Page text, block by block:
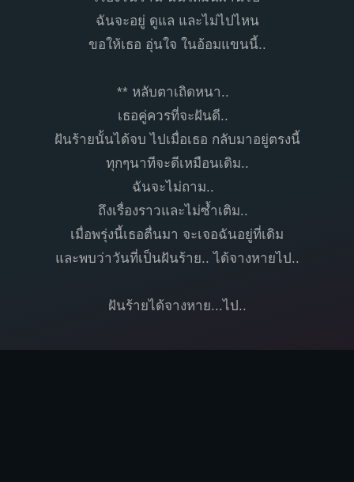
ฉันจะอยู่ ดูแล และไม่ไปไหน
ขอให้เธอ อุ่นใจ ในอ้อมแขนนี้..
** หลับตาเถิดหนา..
เธอคู่ควรที่จะฝันดี..
ฝันร้ายนั้นได้จบ ไปเมื่อเธอ กลับมาอยู่ตรงนี้
ทุกๆนาทีจะดีเหมือนเดิม..
ฉันจะไม่ถาม..
ถึงเรื่องราวและไม่ซ้ำเติม..
เมื่อพรุ่งนี้เธอตื่นมา จะเจอฉันอยู่ที่เดิม
และพบว่าวันที่เป็นฝันร้าย.. ได้จางหายไป..
ฝันร้ายได้จางหาย...ไป..